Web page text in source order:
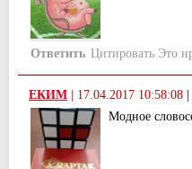
Ответить Цитировать Это
ЕКИМ 17.04.2017 10:58:08
Модное